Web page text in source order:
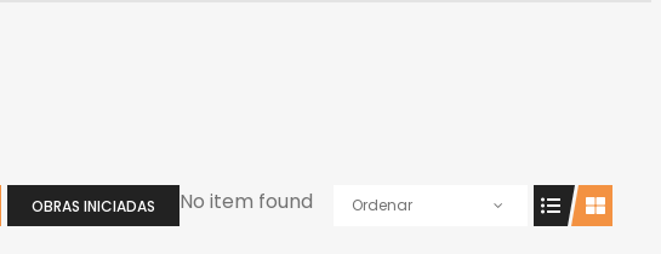
OBRAS INICIADAS Ordenar
No item found